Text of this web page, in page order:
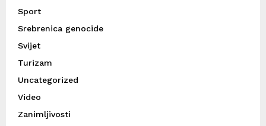
Sport
Srebrenica genocide
Svijet
Turizam
Uncategorized
Video
Zanimljivosti